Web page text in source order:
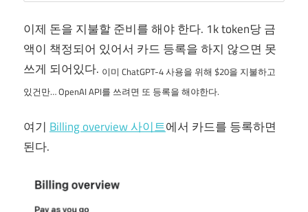
이제 돈을 지불할 준비를 해야 한다. 1k token당 금
액이 책정되어 있어서 카드 등록을 하지 않으면 못
쓰게 되어있다. 이미 ChatGPT-4 사용을 위해 $20을 지불하고
있건만… OpenAI API를 쓰려면 또 등록을 해야한다.
여기 Billing overview 사이트에서 카드를 등록하면
된다.